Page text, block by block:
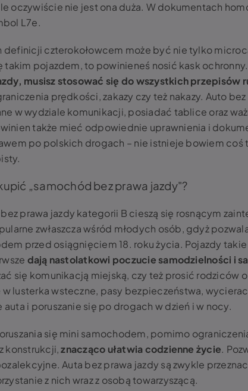
oczywiście nie jest ona duża. W dokumentach
L7e.
definicji czterokołowcem może być nie tylko
takim pojazdem, to powinieneś nosić kask ochronny.
musisz stosować się do wszystkich przepisów
prędkości, zakazy czy też nakazy. Auto
w wydziale komunikacji, posiadać tablice oraz
także mieć odpowiednie uprawnienia i
po polskich drogach – nie istnieje bowiem coś
„samochód bez prawa jazdy"?
prawa jazdy kategorii B cieszą się rosnącym
zwłaszcza wśród młodych osób, gdyż
przed osiągnięciem 18. roku życia. Pojazdy
dają nastolatkowi poczucie samodzielności i
się komunikacją miejską, czy też prosić rodziców
lusterka wsteczne, pasy bezpieczeństwa,
auta i poruszanie się po drogach w dzień i w nocy.
się mini samochodem, pomimo
konstrukcji,znacząco ułatwia codzienne życie.
Auta bez prawa jazdy są zwykle
z nich wraz z osobą towarzyszącą.